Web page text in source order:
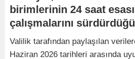
birimlerinin 24 saat
çalışmalarını
Valilik tarafından paylaşılan
Haziran 2026 tarihleri arasında